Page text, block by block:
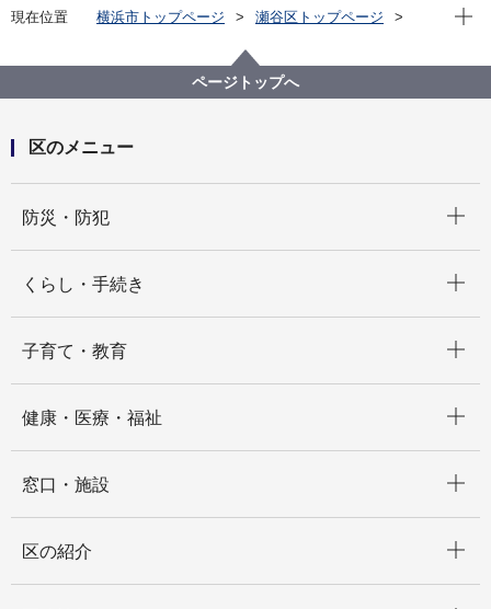
現在位置 横浜市トップページ
瀬谷区トップページ
まちの安全コーナー 身のまわりの防犯対策
現在
ページトップへ
区のメニュー
防災・防犯
くらし・手続き
子育て・教育
健康・医療・福祉
窓口・施設
区の紹介